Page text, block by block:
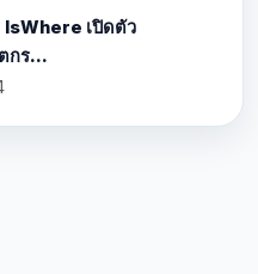
เปิดตัว
กร...